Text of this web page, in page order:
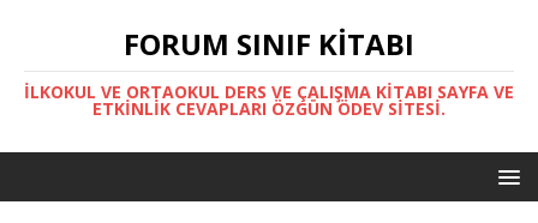
FORUM SINIF KITABI
İLKOKUL VE ORTAOKUL DERS VE ÇALIŞMA KITABI SAYFA VE
ETKINLIK CEVAPLARI ÖZGÜN ÖDEV SITESI.